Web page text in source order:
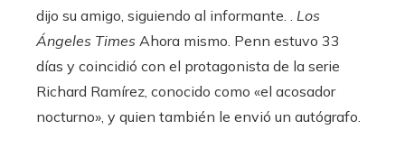
dijo su amigo, siguiendo al informante. . Los
Ángeles Times Ahora mismo. Penn estuvo 33
días y coincidió con el protagonista de la serie
Richard Ramírez, conocido como «el acosador
nocturno», y quien también le envió un autógrafo.